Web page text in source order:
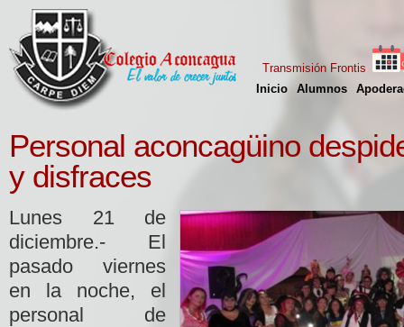
Inicio Alumnos
Transmisión Frontis
Personal aconcagüino
y disfraces
Lunes 21 de
diciembre.- El
pasado viernes
en la noche, el
personal de